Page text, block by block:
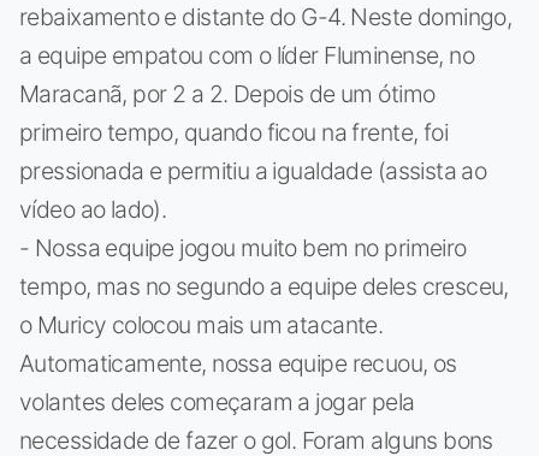
rebaixamento e distante do G-4. Neste domingo,
a equipe empatou com o líder Fluminense, no
Maracanã, por 2 a 2. Depois de um ótimo
primeiro tempo, quando ficou na frente, foi
pressionada e permitiu a igualdade (assista ao
vídeo ao lado).
- Nossa equipe jogou muito bem no primeiro
tempo, mas no segundo a equipe deles cresceu,
o Muricy colocou mais um atacante.
Automaticamente, nossa equipe recuou, os
volantes deles começaram a jogar pela
necessidade de fazer o gol. Foram alguns bons